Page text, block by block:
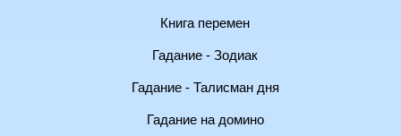
Книга перемен
Гадание - Зодиак
Гадание - Талисман дня
Гадание на домино